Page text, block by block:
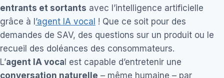
entrants et sortants avec l’intelligence artificielle
grâce à l ’agent IA vocal ! Que ce soit pour des
demandes de SAV, des questions sur un produit ou le
recueil des doléances des consommateurs.
L’agent IA voca l est capable d’entretenir une
conversation naturelle – même humaine – par